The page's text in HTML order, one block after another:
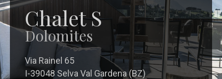
Chalet S
Dolomites
Via Rainel 65
I-39048 Selva Val Gardena (BZ)